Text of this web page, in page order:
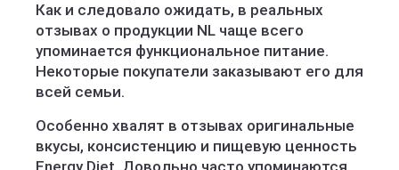
Как и следовало ожидать, в реальных
отзывах о продукции NL чаще всего
упоминается функциональное питание.
Некоторые покупатели заказывают его для
всей семьи.
Особенно хвалят в отзывах оригинальные
вкусы, консистенцию и пищевую ценность
Energy Diet. Довольно часто упоминаются